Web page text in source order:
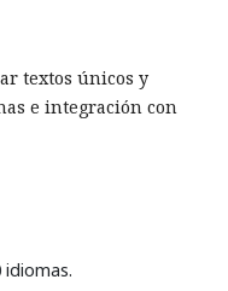
textos únicos y
e integración con